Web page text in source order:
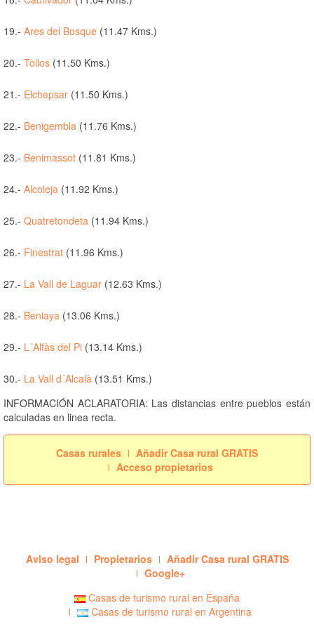
19.- Ares del Bosque (11.47 Kms.)
20.- Tollos (11.50 Kms.)
21.- Elchepsar (11.50 Kms.)
22.- Benigembla (11.76 Kms.)
23.- Benimassot (11.81 Kms.)
24.- Alcoleja (11.92 Kms.)
25.- Quatretondeta (11.94 Kms.)
26.- Finestrat (11.96 Kms.)
27.- La Vall de Laguar (12.63 Kms.)
28.- Beniaya (13.06 Kms.)
29.- L´Alfàs del Pi (13.14 Kms.)
30.- La Vall d´Alcalà (13.51 Kms.)
INFORMACIÓN ACLARATORIA: Las distancias entre pueblos están
calculadas en linea recta.
Casas rurales
Añadir Casa rural GRATIS
Acceso propietarios
Aviso legal Propietarios
Añadir Casa rural GRATIS
Google+
Casas de turismo rural en España
Casas de turismo rural en Argentina